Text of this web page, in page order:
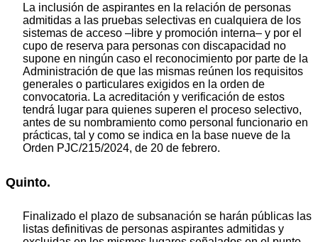
La inclusión de aspirantes en la relación de personas
admitidas a las pruebas selectivas en cualquiera de los
sistemas de acceso –libre y promoción interna– y por el
cupo de reserva para personas con discapacidad no
supone en ningún caso el reconocimiento por parte de la
Administración de que las mismas reúnen los requisitos
generales o particulares exigidos en la orden de
convocatoria. La acreditación y verificación de estos
tendrá lugar para quienes superen el proceso selectivo,
antes de su nombramiento como personal funcionario en
prácticas, tal y como se indica en la base nueve de la
Orden PJC/215/2024, de 20 de febrero.
Quinto.
Finalizado el plazo de subsanación se harán públicas las
listas definitivas de personas aspirantes admitidas y